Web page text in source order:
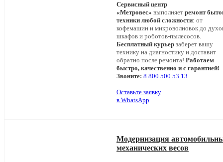
Сервисный центр
«Метровес» выполняет ремонт
техники любой сложности: от
кофемашин и микроволновок до
шкафов и роботов-пылесосов.
Бесплатный курьер заберет вашу
технику на диагностику и доставит
обратно после ремонта! Работаем
быстро, качественно и с гарантией!
Звоните: 8 800 500 53 13
Оставьте заявку
в WhatsApp
Модернизация
механических весов